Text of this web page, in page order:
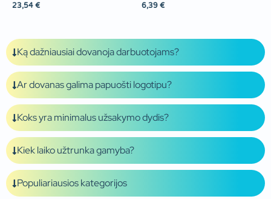
23,54 € 6,39 €
Ką dažniausiai dovanoja darbuotojams?
Ar dovanas galima papuošti logotipu?
Koks yra minimalus užsakymo dydis?
Kiek laiko užtrunka gamyba?
Populiariausios kategorijos